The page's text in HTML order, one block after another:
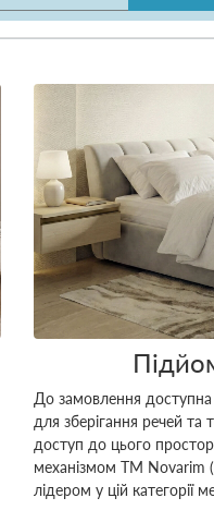
До замовлення
для зберігання речей
доступ до цього
механізмом ТМ Novarim
лідером у цій категорії